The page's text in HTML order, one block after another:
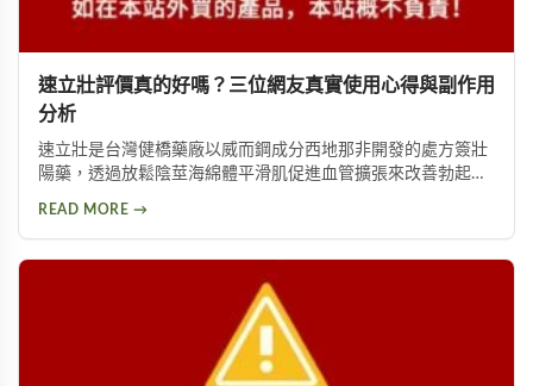
速立壯評價真的好嗎？三位網友真實使用心得與副作用
分析
速立壯是台灣健橋藥廠以威而鋼成分西地那非開發的處方簽壯
陽藥，透過放鬆陰莖海綿體平滑肌促進血管擴張來改善勃起功
險。
READ MORE →